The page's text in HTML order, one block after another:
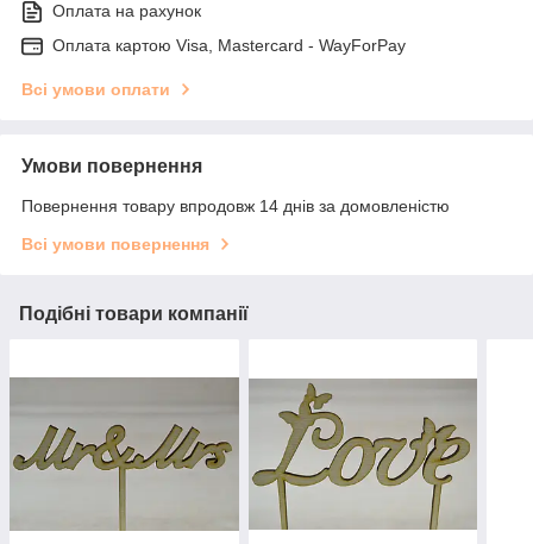
Оплата на рахунок
Оплата картою Visa, Mastercard - WayForPay
Всі умови оплати
Умови повернення
Повернення товару впродовж 14 днів за домовленістю
Всі умови повернення
Подібні товари компанії